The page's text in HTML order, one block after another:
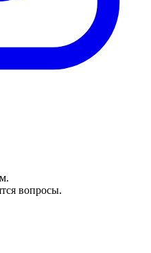
вопросы.